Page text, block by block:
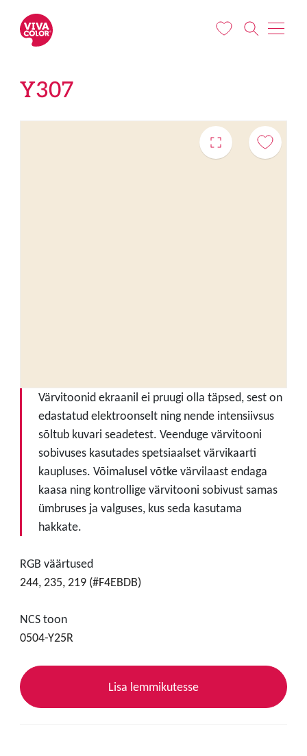
Y307
Värvitoonid ekraanil ei pruugi olla täpsed, sest on
edastatud elektroonselt ning nende intensiivsus
sõltub kuvari seadetest. Veenduge värvitooni
sobivuses kasutades spetsiaalset värvikaarti
kaupluses. Võimalusel võtke värvilaast endaga
kaasa ning kontrollige värvitooni sobivust samas
ümbruses ja valguses, kus seda kasutama
hakkate.
RGB väärtused
244, 235, 219 (#F4EBDB)
NCS toon
0504-Y25R
Lisa lemmikutesse